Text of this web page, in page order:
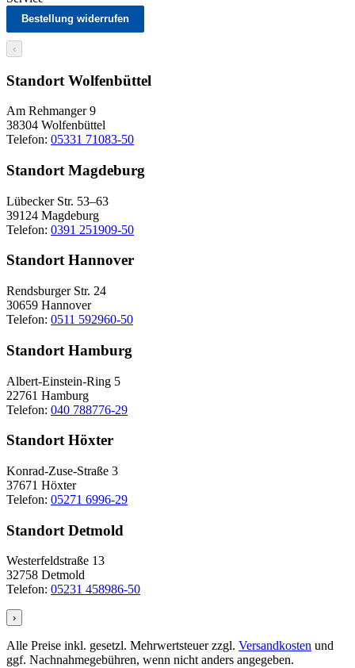
Bestellung widerrufen
‹
Standort Wolfenbüttel
Am Rehmanger 9
38304 Wolfenbüttel
Telefon: 05331 71083-50
Standort Magdeburg
Lübecker Str. 53–63
39124 Magdeburg
Telefon: 0391 251909-50
Standort Hannover
Rendsburger Str. 24
30659 Hannover
Telefon: 0511 592960-50
Standort Hamburg
Albert-Einstein-Ring 5
22761 Hamburg
Telefon: 040 788776-29
Standort Höxter
Konrad-Zuse-Straße 3
37671 Höxter
Telefon: 05271 6996-29
Standort Detmold
Westerfeldstraße 13
32758 Detmold
Telefon: 05231 458986-50
›
Alle Preise inkl. gesetzl. Mehrwertsteuer zzgl. Versandkosten und
ggf. Nachnahmegebühren, wenn nicht anders angegeben.